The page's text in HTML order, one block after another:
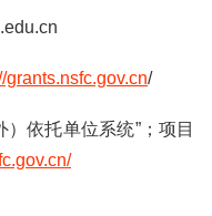
grants.nsfc.gov.cn/
依托单位系统”；项目